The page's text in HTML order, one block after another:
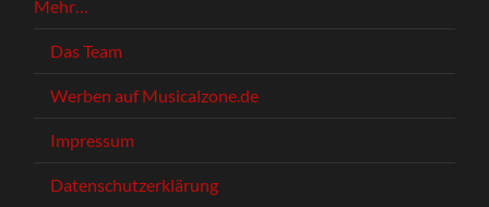
Mehr…
Das Team
Werben auf Musicalzone.de
Impressum
Datenschutzerklärung